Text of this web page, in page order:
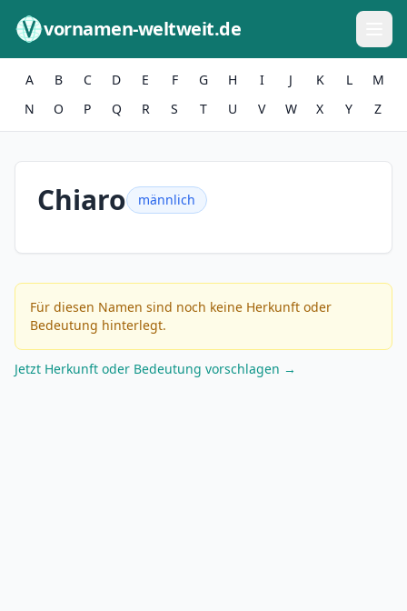
vornamen-weltweit.de
A B C D E F G H I J K L
M
N
O P Q R S T U V W X Y Z
Chiaro männlich
Für diesen Namen sind noch keine Herkunft oder
Bedeutung hinterlegt.
Jetzt Herkunft oder Bedeutung vorschlagen →